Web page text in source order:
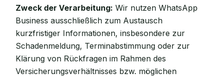
Zweck der Verarbeitung: Wir nutzen WhatsApp
Business ausschließlich zum Austausch
kurzfristiger Informationen, insbesondere zur
Schadenmeldung, Terminabstimmung oder zur
Klärung von Rückfragen im Rahmen des
Versicherungsverhältnisses bzw. möglichen